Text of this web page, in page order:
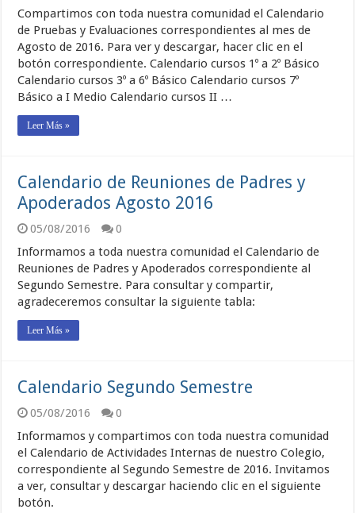
Compartimos con toda nuestra comunidad el Calendario
de Pruebas y Evaluaciones correspondientes al mes de
Agosto de 2016. Para ver y descargar, hacer clic en el
botón correspondiente. Calendario cursos 1º a 2º Básico
Calendario cursos 3º a 6º Básico Calendario cursos 7º
Básico a I Medio Calendario cursos II …
Leer Más »
Calendario de Reuniones de Padres y
Apoderados Agosto 2016
05/08/2016
0
Informamos a toda nuestra comunidad el Calendario de
Reuniones de Padres y Apoderados correspondiente al
Segundo Semestre. Para consultar y compartir,
agradeceremos consultar la siguiente tabla:
Leer Más »
Calendario Segundo Semestre
05/08/2016
0
Informamos y compartimos con toda nuestra comunidad
el Calendario de Actividades Internas de nuestro Colegio,
correspondiente al Segundo Semestre de 2016. Invitamos
a ver, consultar y descargar haciendo clic en el siguiente
botón.